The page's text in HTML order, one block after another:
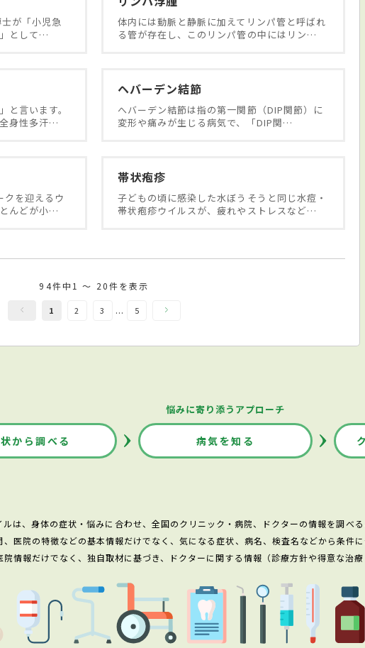
が「小児急
として…
体内には動脈と静脈に加えてリンパ管と呼ばれ
る管が存在し、このリンパ管の中にはリン…
と言います。
身性多汗…
ヘバーデン結節
へバーデン結節は指の第一関節（DIP関節）に
変形や痛みが生じる病気で、「DIP関…
クを迎えるウ
んどが小…
帯状疱疹
子どもの頃に感染した水ぼうそうと同じ水痘・
帯状疱疹ウイルスが、疲れやストレスなど…
94件中1 〜 20件を表示
1 2 3 ... 5
悩みに寄り添うアプローチ
から調べる 病気を知る
ルは、身体の症状・悩みに合わせ、全国のクリニック・病院、ドクターの情報を調べ
医院の特徴などの基本情報だけでなく、気になる症状、病名、検査名などから条件
院情報だけでなく、独自取材に基づき、ドクターに関する情報（診療方針や得意な治療